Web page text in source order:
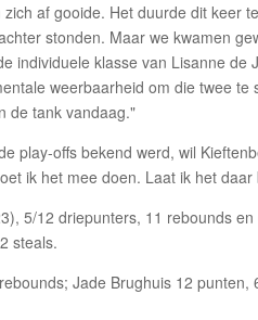
af gooide. Het duurde dit keer
stonden. Maar we kwamen
individuele klasse van Lisanne de
weerbaarheid om die twee te
de tank vandaag."
play-offs bekend werd, wil
ik het mee doen. Laat ik het
5/12 driepunters, 11 rebounds
steals.
Jade Brughuis 12 punten,